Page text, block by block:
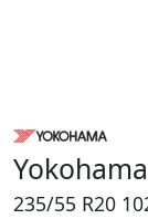
235/55 R20